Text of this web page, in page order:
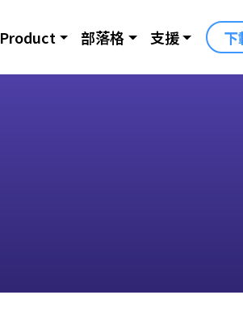
Product 部落格 支援 下